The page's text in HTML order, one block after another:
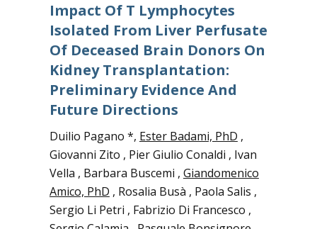
Impact Of T Lymphocytes
Isolated From Liver Perfusate
Of Deceased Brain Donors On
Kidney Transplantation:
Preliminary Evidence And
Future Directions
Duilio Pagano *, Ester Badami, PhD ,
Giovanni Zito , Pier Giulio Conaldi , Ivan
Vella , Barbara Buscemi , Giandomenico
Amico, PhD , Rosalia Busà , Paola Salis ,
Sergio Li Petri , Fabrizio Di Francesco ,